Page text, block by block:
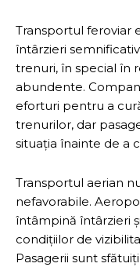
Transportul feroviar
întârzieri
trenuri, în special în
abundente.
eforturi pentru a
trenurilor, dar
situația înainte de a
Transportul aerian
nefavorabile.
întâmpină întârzieri
condițiilor de
Pasagerii sunt